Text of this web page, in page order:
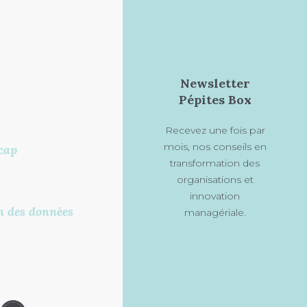
données
Newsletter
Pépites Box
Recevez une fois par
mois, nos conseils en
transformation des
organisations et
innovation
managériale.